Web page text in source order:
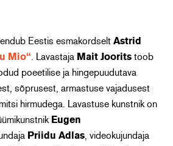
Eestis esmakordselt Astrid
Mio“ . Lavastaja Mait Joorits toob
poeetilise ja hingepuudutava
sõprusest, armastuse vajadusest
hirmudega. Lavastuse kunstnik on
Eugen
Priidu Adlas , videokujundaja